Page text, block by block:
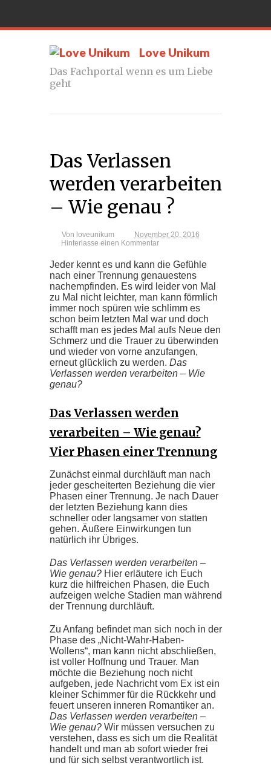
Love Unikum
Das Fachportal wenn es um Liebe
geht
Das Verlassen
werden verarbeiten
– Wie genau ?
Von loveunikum
November 20, 2016
Hinterlasse einen Kommentar
Jeder kennt es und kann die Gefühle
nach einer Trennung genauestens
nachempfinden. Es wird leider von Mal
zu Mal nicht leichter, man kann förmlich
immer noch spüren wie schlimm es
schon beim letzten Mal war und doch
schafft man es jedes Mal aufs Neue den
Schmerz und die Trauer zu überwinden
und wieder von vorne anzufangen,
erneut glücklich zu werden. Das
Verlassen werden verarbeiten – Wie
genau?
Das Verlassen werden
verarbeiten – Wie genau?
Vier Phasen einer Trennung
Zunächst einmal durchläuft man nach
jeder gescheiterten Beziehung die vier
Phasen einer Trennung. Je nach Dauer
der letzten Beziehung kann dies
schneller oder langsamer von statten
gehen. Äußere Einwirkungen tun
natürlich ihr Übriges.
Das Verlassen werden verarbeiten –
Wie genau?Hier erläutere ich Euch
kurz die hilfreichen Phasen, die Euch
aufzeigen welche Stadien man während
der Trennung durchläuft.
Zu Anfang befindet man sich noch in der
Phase des „Nicht-Wahr-Haben-
Wollens“, man kann nicht abschließen,
ist voller Hoffnung und Trauer. Man
möchte die Beziehung noch nicht
aufgeben, jede Nachricht vom Ex ist ein
kleiner Schimmer für die Rückkehr und
feuert unseren inneren Romantiker an.
Das Verlassen werden verarbeiten –
Wie genau?Wir müssen versuchen zu
verstehen, dass es sich um die Realität
handelt und man ab sofort wieder frei
und für sich selbst verantwortlich ist.